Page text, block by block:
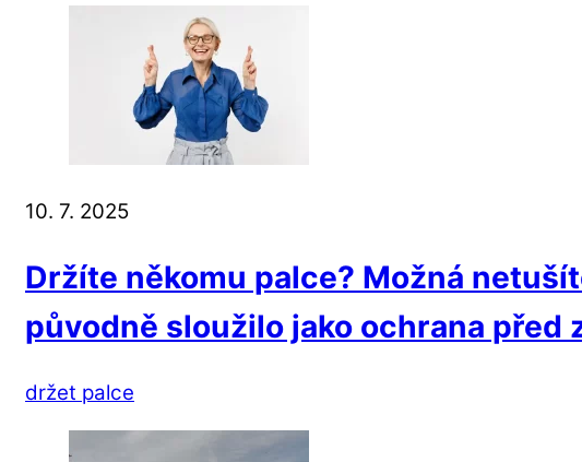
10. 7. 2025
Držíte někomu palce? Možná
původně sloužilo jako ochrana před
držet palce